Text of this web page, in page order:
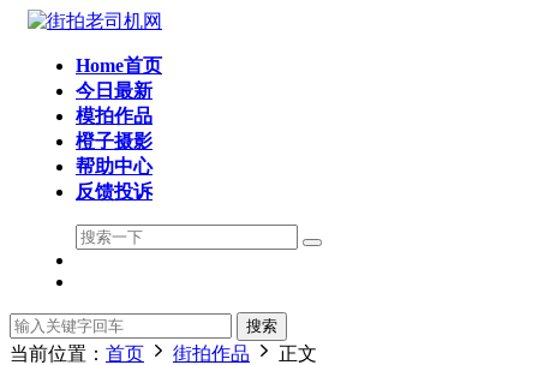
Home首页
今日最新
模拍作品
橙子摄影
帮助中心
反馈投诉
搜索
当前位置： 首页 街拍作品 正文